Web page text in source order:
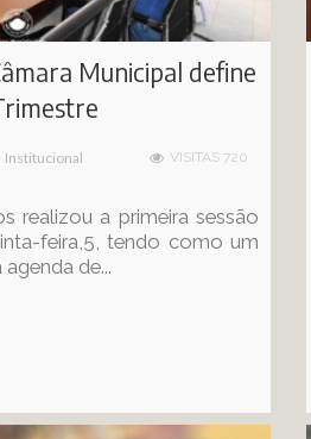
Municipal define
Institucional VISITAS 720
realizou a primeira sessão
feira,5, tendo como um
de...